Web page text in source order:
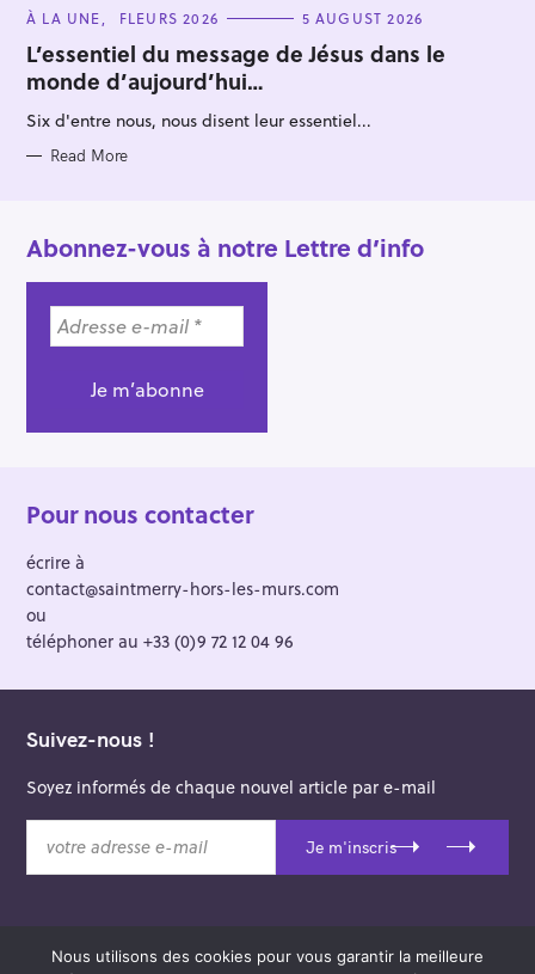
C
T
E
G
O
R
I
S
À LA UNE FLEURS 2026 5 AUGUST 2026
L’essentiel du message de Jésus dans le
monde d’aujourd’hui…
Six d'entre nous, nous disent leur essentiel...
Read More
Abonnez-vous à notre Lettre d’info
Pour nous contacter
écrire à
contact@saintmerry-hors-les-murs.com
ou
téléphoner au +33 (0)9 72 12 04 96
Suivez-nous !
Soyez informés de chaque nouvel article par e-mail
t
Je m'inscris
Nous utilisons des cookies pour vous garantir la meilleure